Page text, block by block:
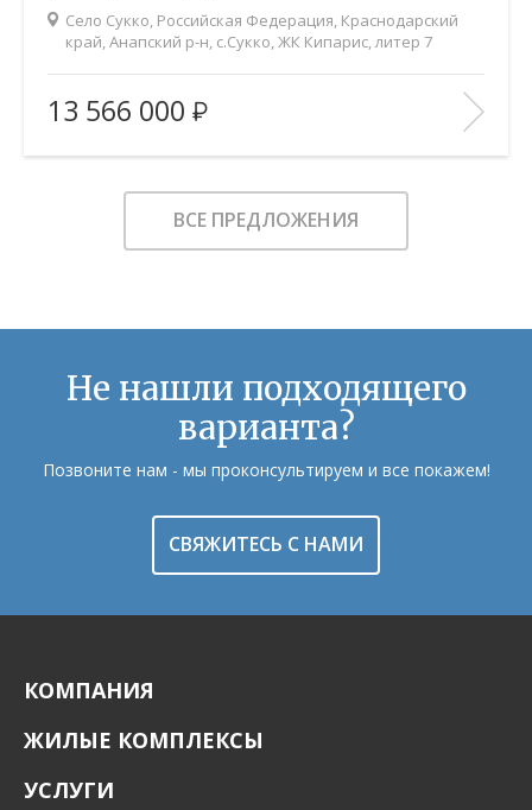
Село Сукко, Российская Федерация, Краснодарский
край, Анапский р-н, с.Сукко, ЖК Кипарис, литер 7
Площадь (общ/жил/кух), м2:
35.7/10.4/15.8
Количество комнат:
1
Этаж:
1/8
В ИЗБРАННОЕ
13 566 000
ВСЕ ПРЕДЛОЖЕНИЯ
Не нашли подходящего
варианта?
Позвоните нам - мы проконсультируем и все покажем!
СВЯЖИТЕСЬ С НАМИ
КОМПАНИЯ
ЖИЛЫЕ КОМПЛЕКСЫ
УСЛУГИ